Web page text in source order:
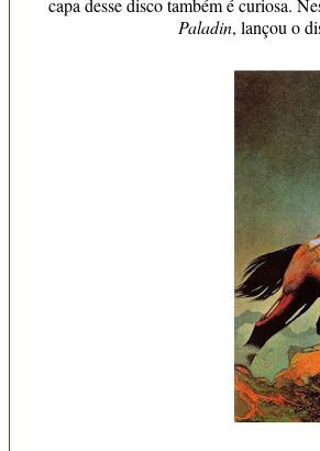
capa desse disco também é curiosa.
Paladin, lançou o